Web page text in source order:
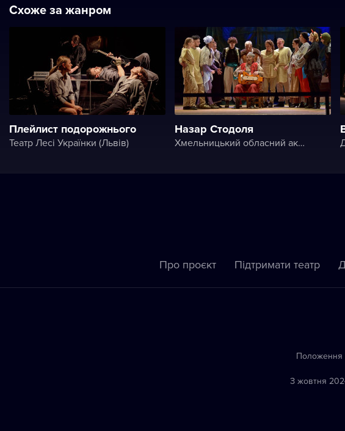
Схоже за жанром
Плейлист подорожнього
Театр Лесі Українки (Львів)
Назар Стодоля
Хмельницький обласний академічний музично-драматичний театр ім. М. Старицького
Про проєкт Підтримати театр
Положення
З жовтня